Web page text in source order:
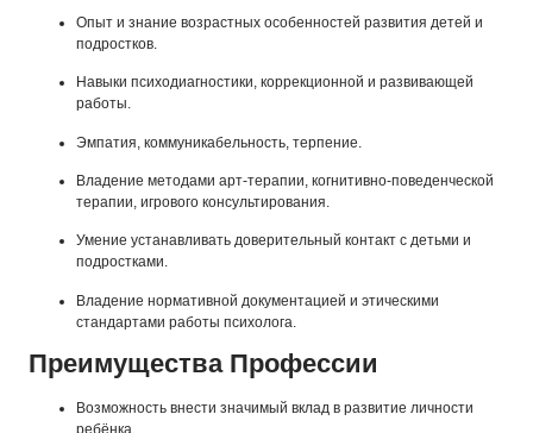
Опыт и знание возрастных особенностей развития детей и
подростков.
Навыки психодиагностики, коррекционной и развивающей
работы.
Эмпатия, коммуникабельность, терпение.
Владение методами арт-терапии, когнитивно-поведенческой
терапии, игрового консультирования.
Умение устанавливать доверительный контакт с детьми и
подростками.
Владение нормативной документацией и этическими
стандартами работы психолога.
Преимущества Профессии
Возможность внести значимый вклад в развитие личности
ребёнка.